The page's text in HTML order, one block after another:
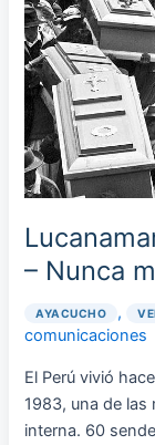
– Nunca
AYACUCHO ,
comunicaciones
El Perú vivió
1983, una de las
interna. 60
–
Ni
olvido
ni
perdón
–
Nunca
más!